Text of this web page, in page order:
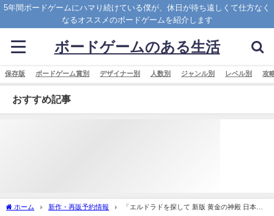
5年間ボードゲームにハマり続けている僕が、休日が待ち遠しくて仕方なく
なるオススメのボードゲームを紹介します
ボードゲームのある生活
保存版 ボードゲーム賞別 デザイナー別 人数別 ジャンル別 レベル別 攻
おすすめ記事
ホーム 新作・再販予約情報
「エルドラドを探して 新版 黄金の神殿 日本語